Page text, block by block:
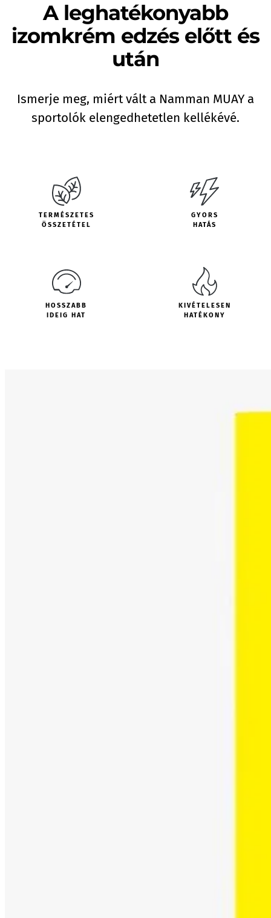
A leghatékonyabb
izomkrém edzés előtt és
után
Ismerje meg, miért vált a Namman MUAY a
sportolók elengedhetetlen kellékévé.
TERMÉSZETES
ÖSSZETÉTEL
GYORS
HATÁS
HOSSZABB
IDEIG HAT
KIVÉTELESEN
HATÉKONY